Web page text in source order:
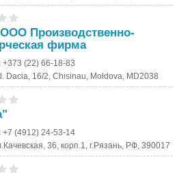
Производственно-
фирма
+373 (22) 66-18-83
Dacia, 16/2, Chisinau, Moldova, MD2038
+7 (4912) 24-53-14
36, корп.1, г.Рязань, РФ, 390017